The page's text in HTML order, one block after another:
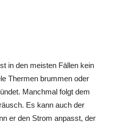
in den meisten Fällen kein
Thermen brummen oder
Manchmal folgt dem
Es kann auch der
er den Strom anpasst, der